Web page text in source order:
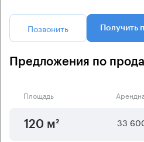
Позвонить Получить
Предложения по
Площадь
120 м² 33